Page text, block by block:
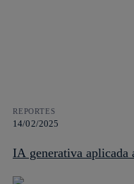
REPORTES
14/02/2025
IA generativa aplicada